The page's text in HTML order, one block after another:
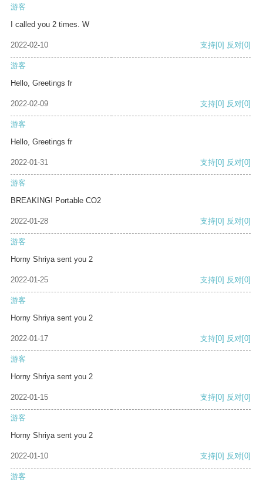
游客
I called you 2 times. W
2022-02-10 支持[0] 反对[0]
游客
Hello, Greetings fr
2022-02-09 支持[0] 反对[0]
游客
Hello, Greetings fr
2022-01-31 支持[0] 反对[0]
游客
BREAKING! Portable CO2
2022-01-28 支持[0] 反对[0]
游客
Horny Shriya sent you 2
2022-01-25 支持[0] 反对[0]
游客
Horny Shriya sent you 2
2022-01-17 支持[0] 反对[0]
游客
Horny Shriya sent you 2
2022-01-15 支持[0] 反对[0]
游客
Horny Shriya sent you 2
2022-01-10 支持[0] 反对[0]
游客